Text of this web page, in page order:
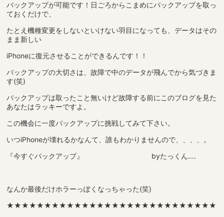
バックアップが可能です！日ごろからこまめにバックアップを取っ
ておくだけで、
たとえ機種変更をしないといけない羽目になっても、データはその
まま新しい
iPhoneに復元させることができるんです！！
バックアップの大切さは、故障で中のデータが飛んでから気づきま
す(笑)
バックアップは取ったこと無いけど故障する前にこのブログを見た
あなたはラッキーですよ。
この機会に一度バックアップに挑戦してみて下さい。
いつiPhoneが壊れるかなんて、誰もわかりませんので、、、、。
『今すぐバックアップ』 byたっくん….
なんか最後だけホラーっぽくなっちゃった(笑)